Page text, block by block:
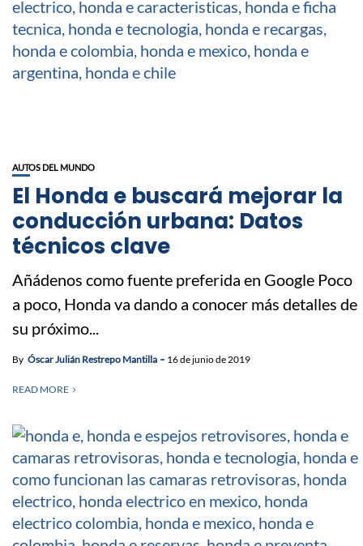
AUTOS DEL MUNDO
El Honda e buscará mejorar la
conducción urbana: Datos
técnicos clave
Añádenos como fuente preferida en Google Poco
a poco, Honda va dando a conocer más detalles de
su próximo...
By Óscar Julián Restrepo Mantilla 16 de junio de 2019
READ MORE